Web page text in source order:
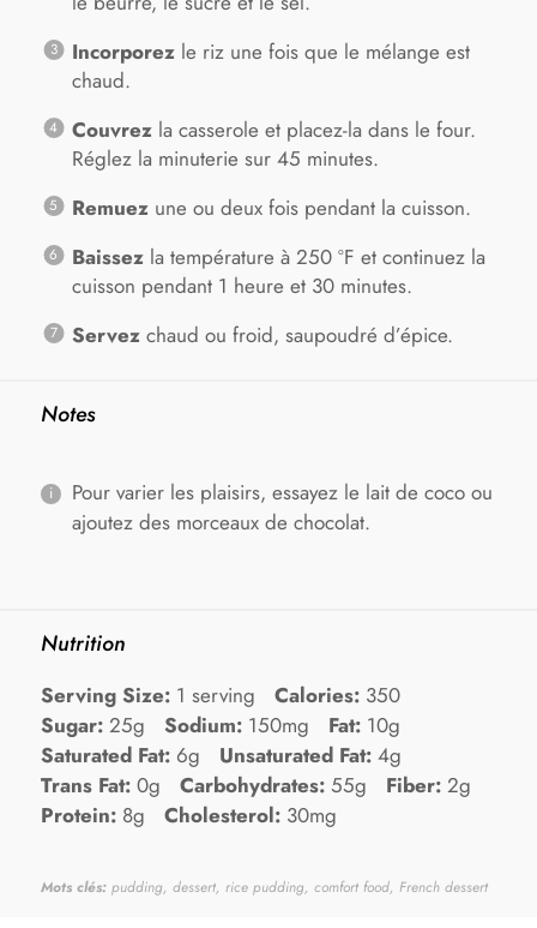
Incorporezle riz une fois que le mélange est
chaud.
Couvrezla casserole et placez-la dans le four.
Réglez la minuterie sur 45 minutes.
Remuezune ou deux fois pendant la cuisson.
Baissezla température à 250 ºF et continuez la
cuisson pendant 1 heure et 30 minutes.
Servezchaud ou froid, saupoudré d’épice.
Notes
Pour varier les plaisirs, essayez le lait de coco ou
ajoutez des morceaux de chocolat.
Nutrition
Serving Size: 1 serving Calories: 350
Sugar: 25g Sodium: 150mg Fat: 10g
Saturated Fat: 6g Unsaturated Fat: 4g
Trans Fat: 0g Carbohydrates: 55g Fiber: 2g
Protein: 8g Cholesterol: 30mg
Mots clés: pudding, dessert, rice pudding, comfort food, French dessert